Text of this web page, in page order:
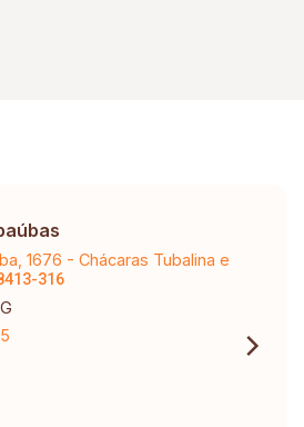
1676 - Chácaras Tubalina e
316